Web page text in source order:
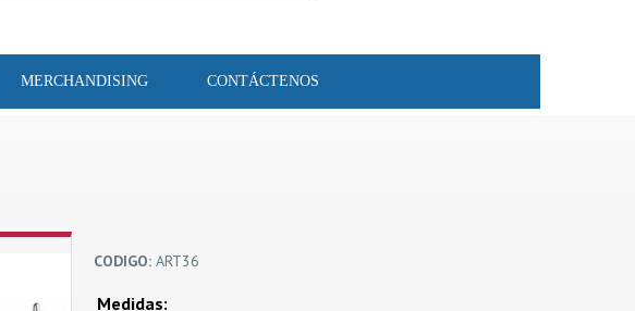
MERCHANDISING CONTÁCTENOS
CODIGO: ART36
Medidas: